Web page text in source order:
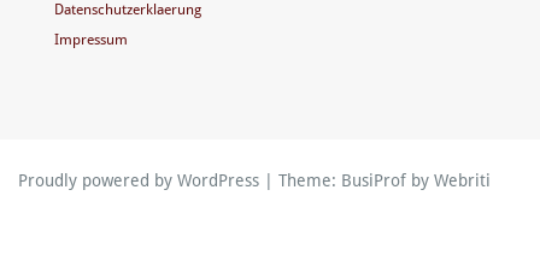
Datenschutzerklaerung
Impressum
Proudly powered by WordPress | Theme: BusiProf by Webriti